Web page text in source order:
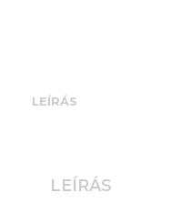
LEÍRÁS
LEÍRÁS